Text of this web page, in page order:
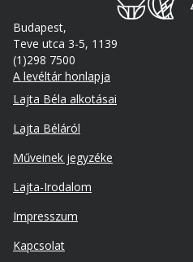
Budapest,
Teve utca 3-5, 1139
(1)298 7500
A levéltár honlapja
Footer
Lajta Béla alkotásai
Lajta Béláról
Műveinek jegyzéke
Lajta-Irodalom
Lábléc
másodlagos
Impresszum
Kapcsolat